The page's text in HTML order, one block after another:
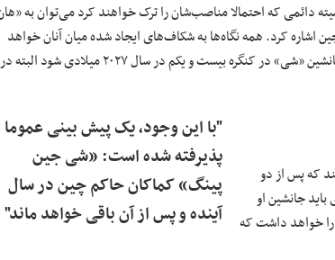
کمیته دائمی که احتمالا مناصب‌شان را ترک خواهند کرد می‌توان به
کرد. همه نگاه‌ها به شکاف‌های ایجاد شده میان آنان خواهد
بود. اگر یکی از جانشینان آنان یا هر دو ۶۲ سال یا کم‌تر سن داشته باشد یکی از آنان می‌تواند جانشین «شی» در کنگره بیست و یکم در سال ۲۰۲۷ میلادی شود البته در
"با این وجود، یک پیش بینی عموما
پذیرفته شده است: «شی جین
پینگ» کماکان حاکم چین در سال
آینده و پس از آن باقی خواهد ماند"
که پس از دو
در سال ۲۰۲۳ میلادی فرد دیگری باید جانشین او
خواهد داشت که